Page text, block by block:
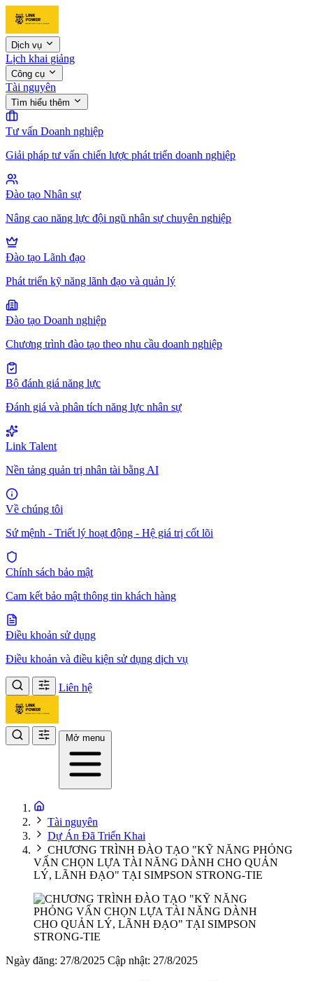
Dịch vụ
Lịch khai giảng
Công cụ
Tài nguyên
Tìm hiểu thêm
Tư vấn Doanh nghiệp
Giải pháp tư vấn chiến lược phát triển doanh nghiệp
Đào tạo Nhân sự
Nâng cao năng lực đội ngũ nhân sự chuyên nghiệp
Đào tạo Lãnh đạo
Phát triển kỹ năng lãnh đạo và quản lý
Đào tạo Doanh nghiệp
Chương trình đào tạo theo nhu cầu doanh nghiệp
Bộ đánh giá năng lực
Đánh giá và phân tích năng lực nhân sự
Link Talent
Nền tảng quản trị nhân tài bằng AI
Về chúng tôi
Sứ mệnh - Triết lý hoạt động - Hệ giá trị cốt lõi
Chính sách bảo mật
Cam kết bảo mật thông tin khách hàng
Điều khoản sử dụng
Điều khoản và điều kiện sử dụng dịch vụ
Liên hệ
Mở menu
Tài nguyên
Dự Án Đã Triển Khai
CHƯƠNG TRÌNH ĐÀO TẠO "KỸ NĂNG PHỎNG
VẤN CHỌN LỰA TÀI NĂNG DÀNH CHO QUẢN
LÝ, LÃNH ĐẠO" TẠI SIMPSON STRONG-TIE
Ngày đăng: 27/8/2025 Cập nhật: 27/8/2025